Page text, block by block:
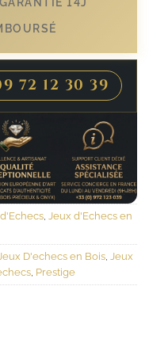
72 12 30 39
Jeux d'Echecs en
Jeux D'echecs en Bois Jeux
Prestige